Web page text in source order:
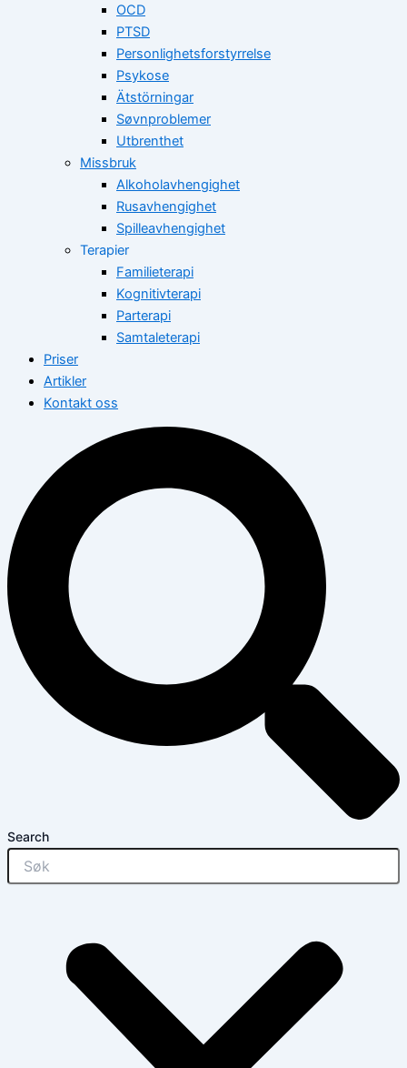
OCD
PTSD
Personlighetsforstyrrelse
Psykose
Ätstörningar
Søvnproblemer
Utbrenthet
Missbruk
Alkoholavhengighet
Rusavhengighet
Spilleavhengighet
Terapier
Familieterapi
Kognitivterapi
Parterapi
Samtaleterapi
Priser
Artikler
Kontakt oss
Search